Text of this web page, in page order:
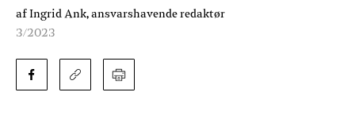
af Ingrid Ank, ansvarshavende redaktør
3/2023